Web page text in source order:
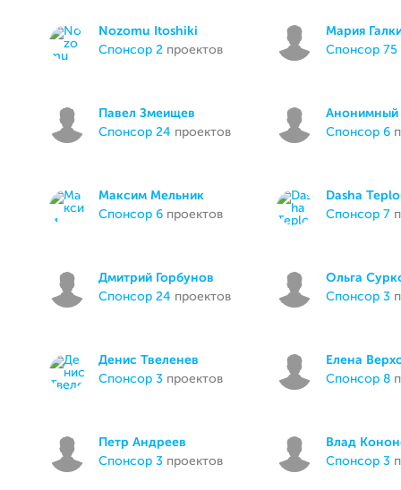
Nozomu Itoshiki
спонсор 2 проектов
Мария
спонсор 75
Павел Змеищев
спонсор 24 проектов
Анонимный
спонсор 6
Максим Мельник
спонсор 6 проектов
Dasha
спонсор 7
Дмитрий Горбунов
спонсор 24 проектов
Ольга
спонсор 3
Денис Твеленев
спонсор 3 проектов
Елена
спонсор 8
Петр Андреев
спонсор 3 проектов
Влад
спонсор 3